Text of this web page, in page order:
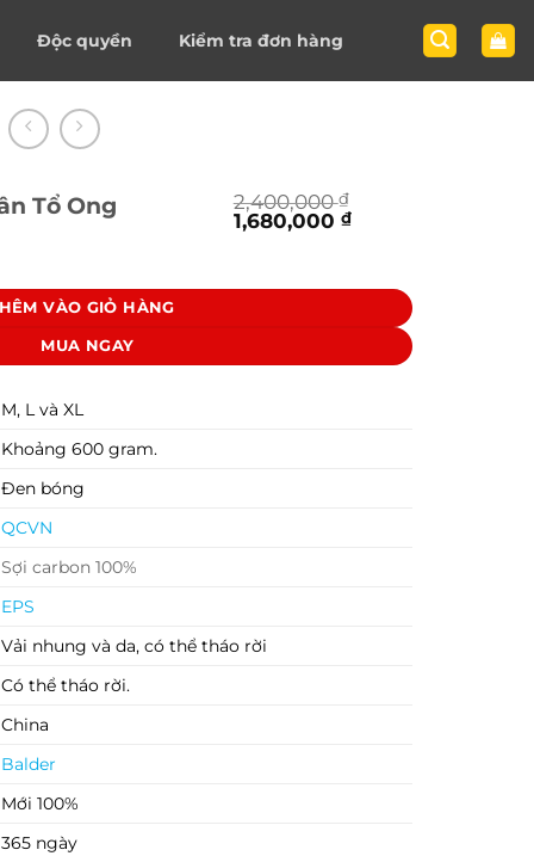
Độc quyền Kiểm tra đơn hàng
Tổ Ong 2,400,000₫
Giá
gốc
1,680,000 ₫Giá
1,680,000 ₫.
số lượng
VÀO GIỎ HÀNG
MUA NGAY
M, L và XL
Khoảng 600 gram.
Đen bóng
QCVN
Sợi carbon 100%
EPS
Vải nhung và da, có thể tháo rời
Có thể tháo rời.
China
Balder
Mới 100%
365 ngày